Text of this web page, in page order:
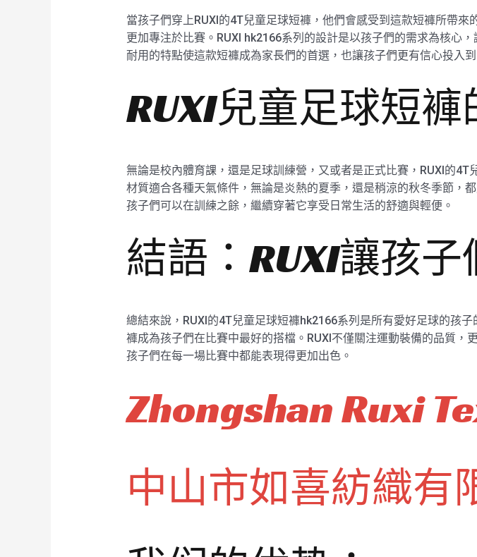
當孩子們穿上RUXI的4T兒童足球短褲，他們會感受到這款短褲所帶
更加專注於比賽。RUXI hk2166系列的設計是以孩子們的需求為核心
耐用的特點使這款短褲成為家長們的首選，也讓孩子們更有信心投入到
RUXI兒童足球短
無論是校內體育課，還是足球訓練營，又或者是正式比賽，RUXI的
材質適合各種天氣條件，無論是炎熱的夏季，還是稍涼的秋冬季節，
孩子們可以在訓練之餘，繼續穿著它享受日常生活的舒適與輕便。
結語：RUXI讓孩
總結來說，RUXI的4T兒童足球短褲hk2166系列是所有愛好足球的孩
褲成為孩子們在比賽中最好的搭檔。RUXI不僅關注運動裝備的品質
孩子們在每一場比賽中都能表現得更加出色。
Zhongshan Ruxi
中山市如喜紡織有